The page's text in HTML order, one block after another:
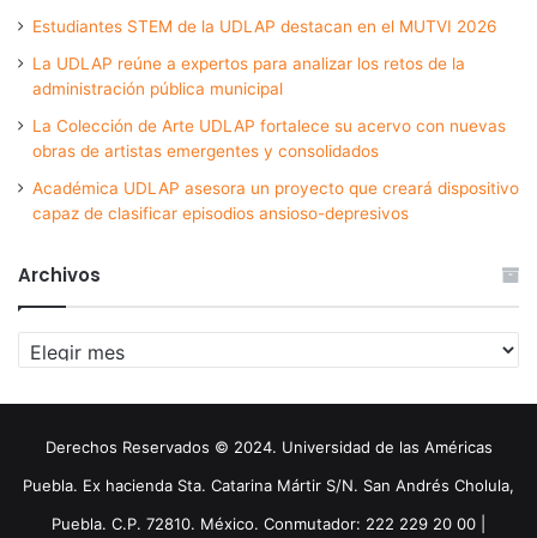
Estudiantes STEM de la UDLAP destacan en el MUTVI 2026
La UDLAP reúne a expertos para analizar los retos de la
administración pública municipal
La Colección de Arte UDLAP fortalece su acervo con nuevas
obras de artistas emergentes y consolidados
Académica UDLAP asesora un proyecto que creará dispositivo
capaz de clasificar episodios ansioso-depresivos
Archivos
Archivos
Derechos Reservados © 2024. Universidad de las Américas
Puebla. Ex hacienda Sta. Catarina Mártir S/N. San Andrés Cholula,
Puebla. C.P. 72810. México. Conmutador: 222 229 20 00 |